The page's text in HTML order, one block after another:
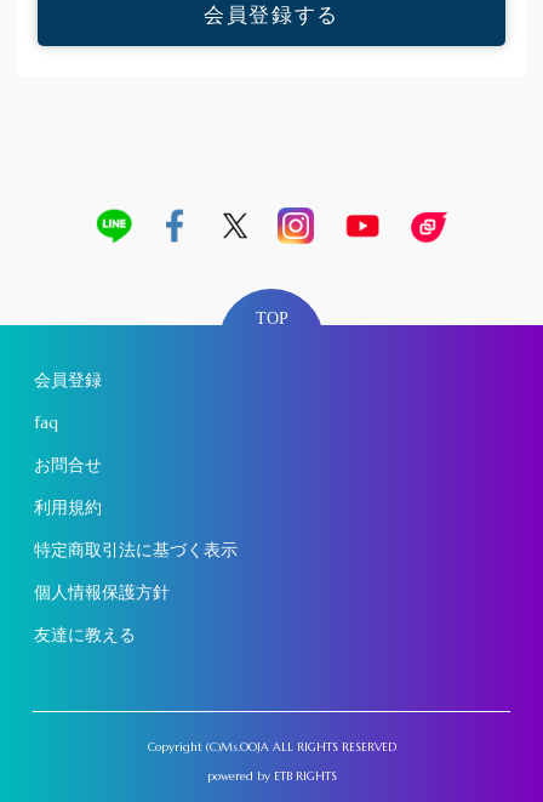
会員登録する
TOP
会員登録
faq
お問合せ
利用規約
特定商取引法に基づく表示
個人情報保護方針
友達に教える
Copyright (C)Ms.OOJA ALL RIGHTS RESERVED
powered by ETB RIGHTS